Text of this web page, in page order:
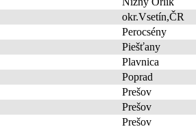
okr.Vsetín,ČR
Perocsény
Piešťany
Plavnica
Poprad
Prešov
Prešov
Prešov